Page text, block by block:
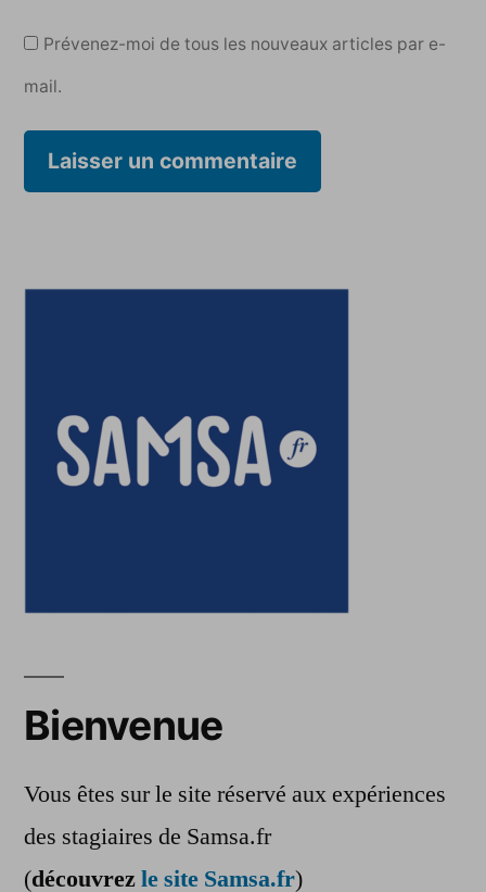
Prévenez-moi de tous les nouveaux articles par e-
mail.
Bienvenue
Vous êtes sur le site réservé aux expériences
des stagiaires de Samsa.fr
(découvrezle site Samsa.fr)